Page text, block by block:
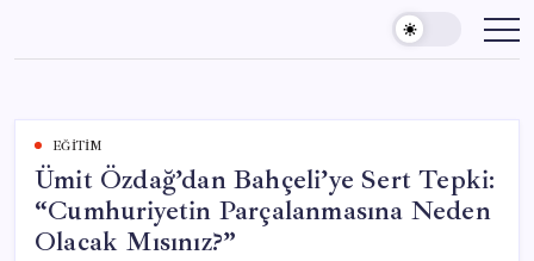
content
EĞITIM
Ümit Özdağ’dan Bahçeli’ye Sert Tepki:
“Cumhuriyetin Parçalanmasına Neden
Olacak Mısınız?”